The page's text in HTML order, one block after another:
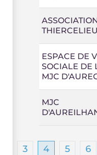
ESPACE DE
SOCIALE DE
MJC
MJC
3 4 5 6